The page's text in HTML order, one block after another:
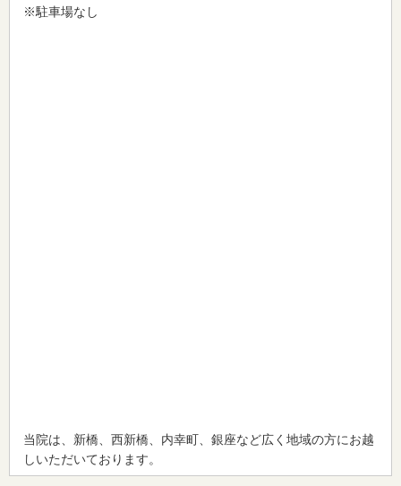
※駐車場なし
当院は、新橋、西新橋、内幸町、銀座など広く地域の方にお越
しいただいております。